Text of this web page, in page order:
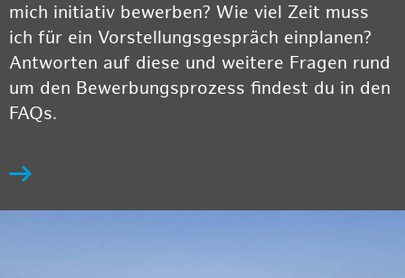
mich initiativ bewerben? Wie viel Zeit muss
ich für ein Vorstellungsgespräch einplanen?
Antworten auf diese und weitere Fragen rund
um den Bewerbungsprozess findest du in den
FAQs.